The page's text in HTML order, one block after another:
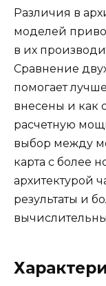
Различия в
моделей
в их
Сравнение
помогает
внесены и как
расчетную
выбор между
карта с более
архитектурой
результаты и